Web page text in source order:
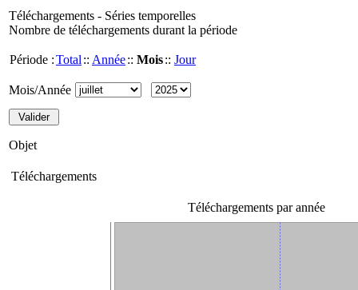
Téléchargements - Séries temporelles
Nombre de téléchargements durant la période
Période :Total :: Année:: Mois:: Jour
Mois/Année
Objet
Téléchargements
Téléchargements par année